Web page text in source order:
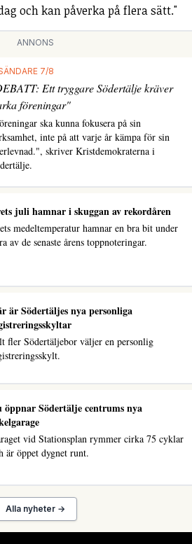
och kan påverka på flera sätt."
ANNONS
7/8
Ett tryggare Södertälje kräver
föreningar"
ska kunna fokusera på sin
inte på att varje år kämpa för sin
skriver Kristdemokraterna i
juli hamnar i skuggan av rekordåren
medeltemperatur hamnar en bra bit under
av de senaste årens toppnoteringar.
är Södertäljes nya personliga
fler Södertäljebor väljer en personlig
öppnar Södertälje centrums nya
vid Stationsplan rymmer cirka 75 cyklar
är öppet dygnet runt.
Alla nyheter →